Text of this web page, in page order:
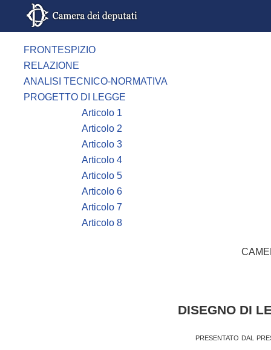
FRONTESPIZIO
RELAZIONE
ANALISI TECNICO-NORMATIVA
PROGETTO DI LEGGE
Articolo 1
Articolo 2
Articolo 3
Articolo 4
Articolo 5
Articolo 6
Articolo 7
Articolo 8
DISEGNO DI
presentato dal